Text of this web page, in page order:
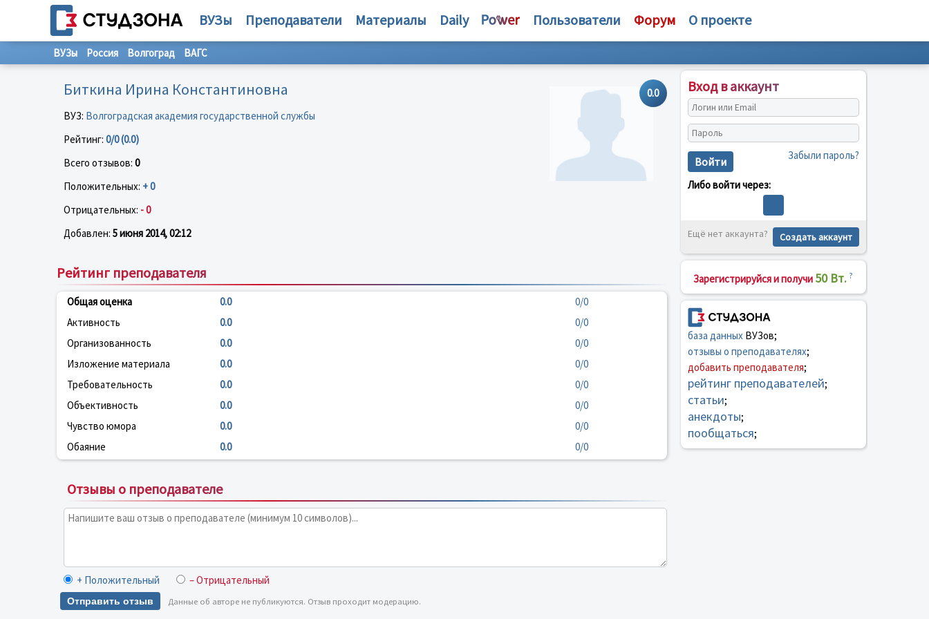
ВУЗы Преподаватели Материалы Daily Пользователи Форум О проекте
ВУЗы Россия Волгоград ВАГС
0.0
Биткина Ирина Константиновна
ВУЗ: Волгоградская академия государственной службы
Рейтинг: 0/0 (0.0)
Всего отзывов: 0
Положительных: + 0
Отрицательных: - 0
Добавлен: 5 июня 2014, 02:12
Рейтинг преподавателя
Общая оценка 0.0
0/0
Активность
0.0
0/0
Организованность
0.0
0/0
Изложение материала
0.0
0/0
Требовательность
0.0
0/0
Объективность
0.0
0/0
Чувство юмора
0.0
0/0
Обаяние
0.0 0/0
Отзывы о преподавателе
+ Положительный – Отрицательный
Отправить отзыв Данные об авторе не публикуются. Отзыв проходит модерацию.
Вход в аккаунт
Войти Забыли пароль?
Либо войти через:
Ещё нет аккаунта? Создать аккаунт
Зарегистрируйся и получи 50 Вт. ?
база данныхВУЗов;
отзывы о преподавателях;
добавить преподавателя;
рейтинг преподавателей;
статьи;
анекдоты;
пообщаться;